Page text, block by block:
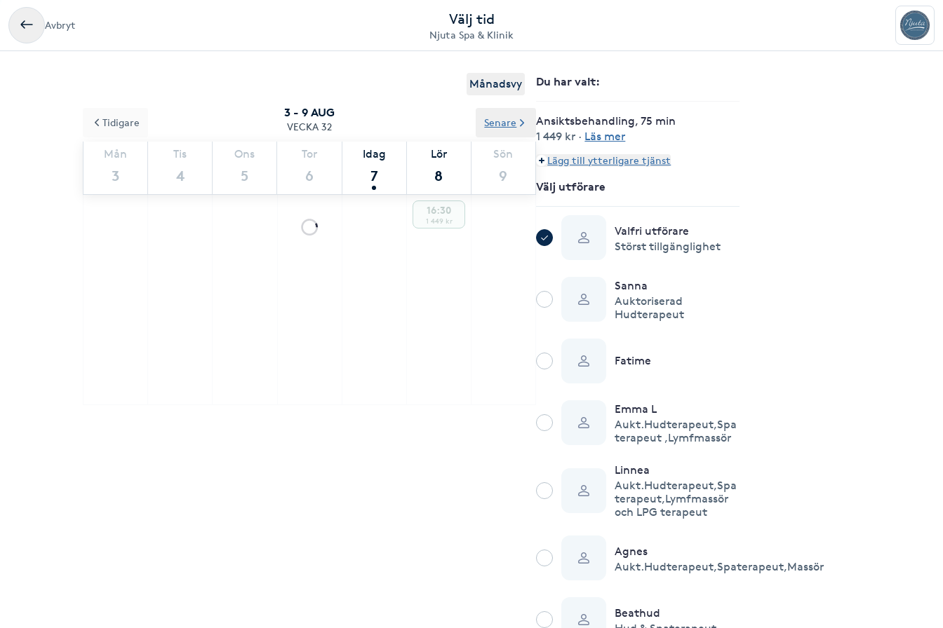
Avbryt Välj tid
Njuta Spa & Klinik
Månadsvy
3 - 9 AUG
VECKA 32
Mån
3
Tis
4
Ons
5
Tor
6
Idag
7
Lör
8
Sön
9
Tidigare Senare
16:30
1 449 kr
Du har valt:
Ansiktsbehandling, 75 min
1 449 kr · Läs mer
Lägg till ytterligare tjänst
Välj utförare
Valfri utförare
Störst tillgänglighet
Sanna
Auktoriserad
Hudterapeut
Fatime
Emma L
Aukt.Hudterapeut,Spa
terapeut ,Lymfmassör
Linnea
Aukt.Hudterapeut,Spa
terapeut,Lymfmassör
och LPG terapeut
Agnes
Aukt.Hudterapeut,Spaterapeut,Massör
Beathud